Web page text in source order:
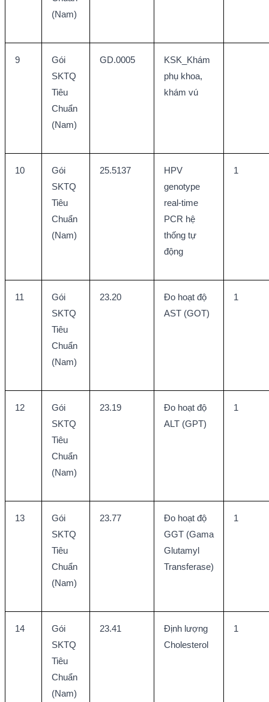
(Nam)
9
Gói
SKTQ
Tiêu
Chuẩn
(Nam)
GD.0005
KSK_Khám
phụ khoa,
khám vú
10
Gói
SKTQ
Tiêu
Chuẩn
(Nam)
25.5137
HPV
genotype
real-time
PCR hệ
thống tự
động
1
11
Gói
SKTQ
Tiêu
Chuẩn
(Nam)
23.20
Đo hoạt độ
AST (GOT)
1
12
Gói
SKTQ
Tiêu
Chuẩn
(Nam)
23.19
Đo hoạt độ
ALT (GPT)
1
13
Gói
SKTQ
Tiêu
Chuẩn
(Nam)
23.77
Đo hoạt độ
GGT (Gama
Glutamyl
Transferase)
1
14
Gói
SKTQ
Tiêu
Chuẩn
(Nam)
23.41
Định lượng
Cholesterol
1